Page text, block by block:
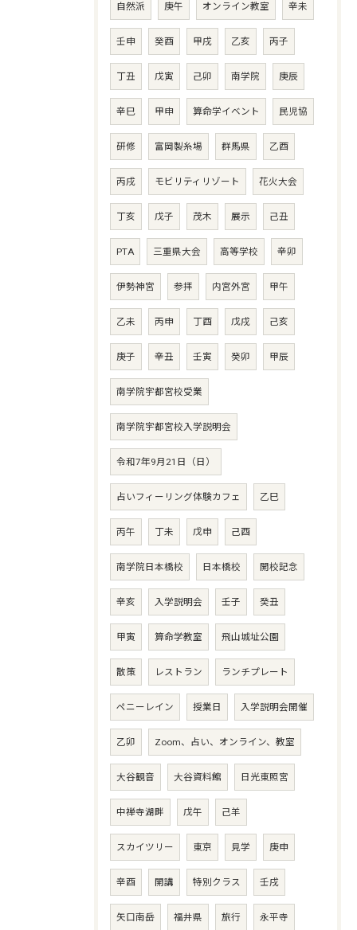
自然派 庚午 オンライン教室 辛未
壬申 癸酉 甲戌 乙亥 丙子
丁丑 戊寅 己卯 南学院 庚辰
辛巳 甲申 算命学イベント 民児協
研修 富岡製糸場 群馬県 乙酉
丙戌 モビリティリゾート 花火大会
丁亥 戊子 茂木 展示 己丑
PTA 三重県大会 高等学校 辛卯
伊勢神宮 参拝 内宮外宮 甲午
乙未 丙申 丁酉 戊戌 己亥
庚子 辛丑 壬寅 癸卯 甲辰
南学院宇都宮校受業
南学院宇都宮校入学説明会
令和7年9月21日（日）
占いフィーリング体験カフェ 乙巳
丙午 丁未 戊申 己酉
南学院日本橋校 日本橋校 開校記念
辛亥 入学説明会 壬子 癸丑
甲寅 算命学教室 飛山城址公園
散策 レストラン ランチプレート
ペニーレイン 授業日 入学説明会開催
乙卯 Zoom、占い、オンライン、教室
大谷観音 大谷資料館 日光東照宮
中禅寺湖畔 戊午 己羊
スカイツリー 東京 見学 庚申
辛酉 開講 特別クラス 壬戌
矢口南岳 福井県 旅行 永平寺